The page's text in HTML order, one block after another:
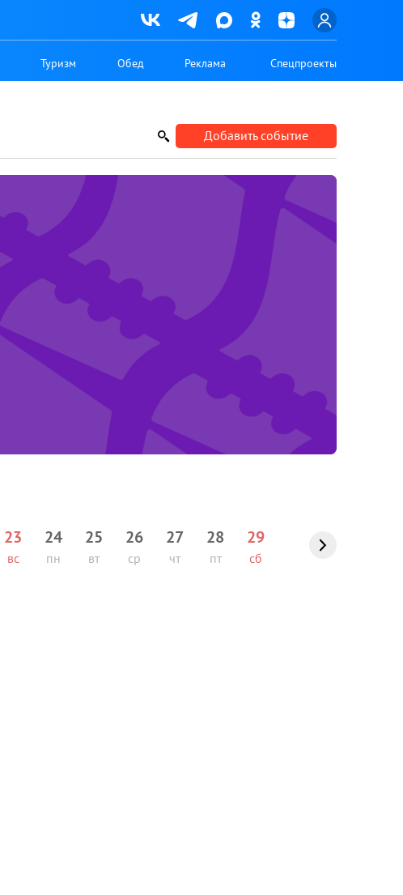
Туризм Обед Реклама Спецпроекты
Добавить событие
23
вс
24
пн
25
вт
26
ср
27
чт
28
пт
29
сб